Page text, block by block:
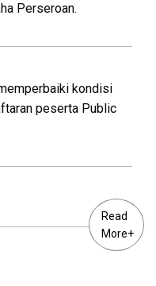
Perseroan.
kondisi
peserta Public
Read
More+